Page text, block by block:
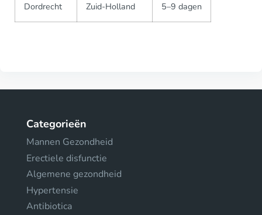
Dordrecht Zuid-Holland 5–9 dagen
Categorieën
Mannen Gezondheid
Erectiele disfunctie
Algemene gezondheid
Hypertensie
Antibiotica